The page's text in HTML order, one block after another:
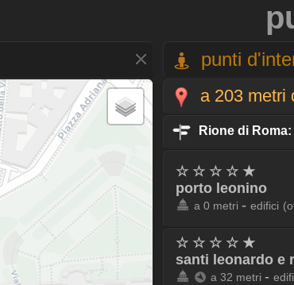
punti
a 203 metri
Rione di Roma:
☆ ☆ ☆ ☆ ★
porto leonino
a 0 metri - edifici
☆ ☆ ☆ ☆ ★
santi leonardo e
a 32 metri -